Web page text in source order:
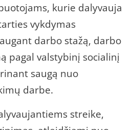
kurie dalyvauja
vykdymas
darbo stažą, darbo
pagal valstybinį socialinį
saugą nuo
darbe.
streike,